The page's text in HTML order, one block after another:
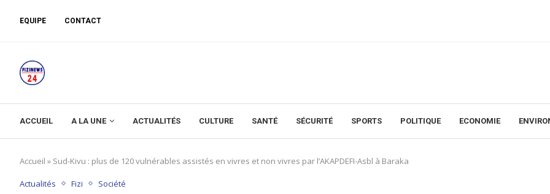
EQUIPE CONTACT
ACCUEIL A LA UNE ACTUALITÉS CULTURE SANTÉ SÉCURITÉ SPORTS POLITIQUE ECONOMIE
Accueil » Sud-Kivu : plus de 120 vulnérables assistés en vivres et non vivres par l’AKAPDEFI-Asbl à Baraka
Actualités Fizi Société